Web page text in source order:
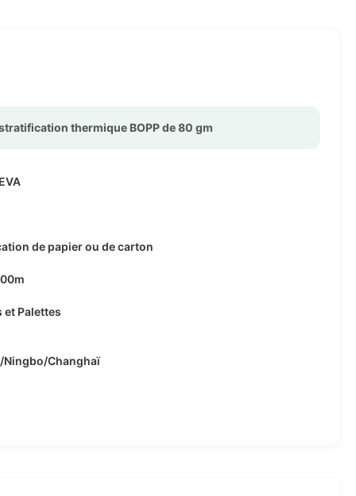
thermique BOPP de 80 gm
de papier ou de carton
et Palettes
Ningbo/Changhaï